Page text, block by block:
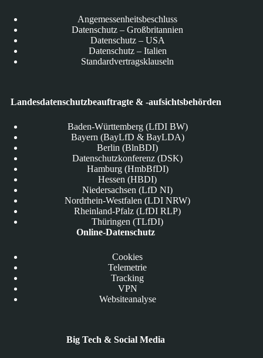
Angemessenheitsbeschluss
Datenschutz – Großbritannien
Datenschutz – USA
Datenschutz – Italien
Standardvertragsklauseln
Landesdatenschutzbeauftragte & -aufsichtsbehörden
Baden-Württemberg (LfDI BW)
Bayern (BayLfD & BayLDA)
Berlin (BlnBDI)
Datenschutzkonferenz (DSK)
Hamburg (HmbBfDI)
Hessen (HBDI)
Niedersachsen (LfD NI)
Nordrhein-Westfalen (LDI NRW)
Rheinland-Pfalz (LfDI RLP)
Thüringen (TLfDI)
Online-Datenschutz
Cookies
Telemetrie
Tracking
VPN
Websiteanalyse
Big Tech & Social Media